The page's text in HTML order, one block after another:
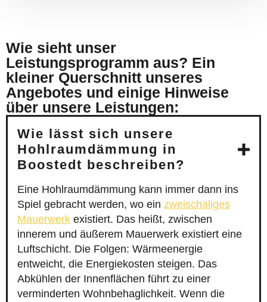
Wie sieht unser
Leistungsprogramm aus? Ein
kleiner Querschnitt unseres
Angebotes und einige Hinweise
über unsere Leistungen:
Wie lässt sich unsere
Hohlraumdämmung in
Boostedt beschreiben?
Eine Hohlraumdämmung kann immer dann ins
Spiel gebracht werden, wo ein zweischaliges
Mauerwerk existiert. Das heißt, zwischen
innerem und äußerem Mauerwerk existiert eine
Luftschicht. Die Folgen: Wärmeenergie
entweicht, die Energiekosten steigen. Das
Abkühlen der Innenflächen führt zu einer
verminderten Wohnbehaglichkeit. Wenn die